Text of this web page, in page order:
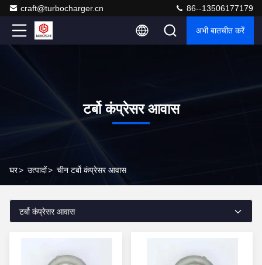
craft@turbocharger.cn 86--13506177179
अभी बातचीत करें
टर्बो कंप्रेसर आवास
घर> उत्पादों> चीन टर्बो कंप्रेसर आवास
टर्बो कंप्रेसर आवास